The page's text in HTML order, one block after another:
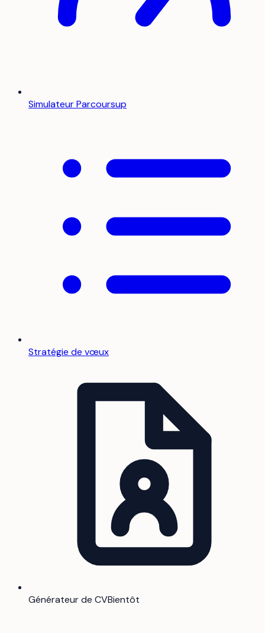
Simulateur Parcoursup
Stratégie de vœux
Générateur de CVBientôt